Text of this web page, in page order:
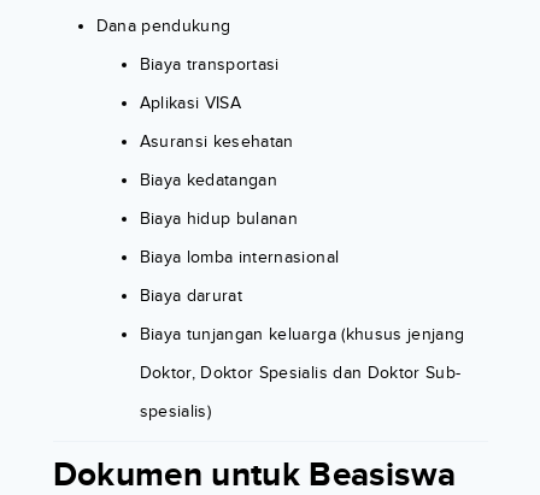
Dana pendukung
Biaya transportasi
Aplikasi VISA
Asuransi kesehatan
Biaya kedatangan
Biaya hidup bulanan
Biaya lomba internasional
Biaya darurat
Biaya tunjangan keluarga (khusus jenjang
Doktor, Doktor Spesialis dan Doktor Sub-
spesialis)
Dokumen untuk Beasiswa